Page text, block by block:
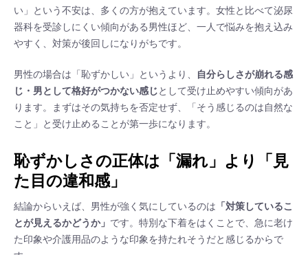
い」という不安は、多くの方が抱えています。女性と比べて泌尿
器科を受診しにくい傾向がある男性ほど、一人で悩みを抱え込み
やすく、対策が後回しになりがちです。
男性の場合は「恥ずかしい」というより、
自分らしさが崩れる感
じ・男として格好がつかない感じとして受け止めやすい傾向があ
ります。まずはその気持ちを否定せず、「そう感じるのは自然な
こと」と受け止めることが第一歩になります。
恥ずかしさの正体は「漏れ」より「見
た目の違和感」
結論からいえば、男性が強く気にしているのは 「対策しているこ
とが見えるかどうか」 です。特別な下着をはくことで、急に老け
た印象や介護用品のような印象を持たれそうだと感じるからで